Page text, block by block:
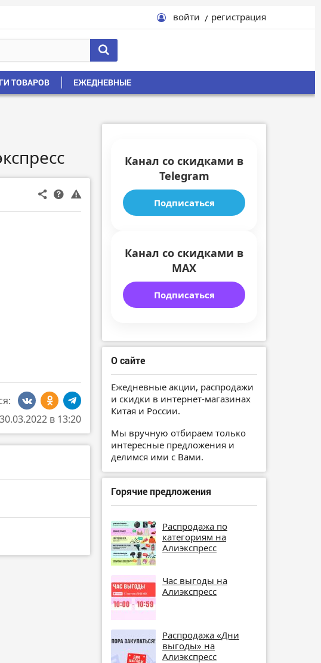
войти регистрация
ТОВАРОВ ЕЖЕДНЕВНЫЕ
30.03.2022 в 13:20
Канал со скидками в
Telegram
Подписаться
Канал со скидками в
MAX
Подписаться
О сайте
Ежедневные акции, распродажи
и скидки в интернет-магазинах
Китая и России.
Мы вручную отбираем только
интересные предложения и
делимся ими с Вами.
Горячие предложения
Распродажа по
категориям на
Алиэкспресс
Час выгоды на
Алиэкспресс
Распродажа «Дни
выгоды» на
Алиэкспресс